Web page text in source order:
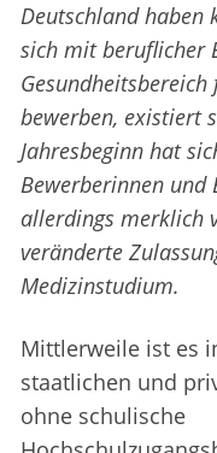
Deutschland haben
sich mit beruflicher
bewerben, existiert
Jahresbeginn hat
Bewerberinnen und
allerdings merklich
veränderte
Medizinstudium.
Mittlerweile ist es
staatlichen und
ohne schulische